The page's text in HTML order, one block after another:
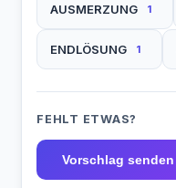
AUSMERZUNG 1
ENDLÖSUNG 1
FEHLT ETWAS?
Vorschlag senden